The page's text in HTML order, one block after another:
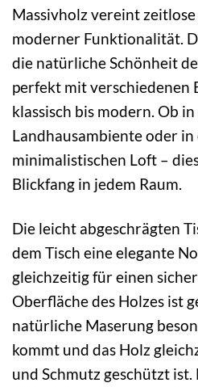
Massivholz vereint
moderner Funktionalität.
die natürliche Schönheit
perfekt mit verschiedenen
klassisch bis modern. Ob
Landhausambiente oder in
minimalistischen Loft –
Blickfang in jedem Raum.
Die leicht abgeschrägten
dem Tisch eine elegante
gleichzeitig für einen
Oberfläche des Holzes ist
natürliche Maserung
kommt und das Holz
und Schmutz geschützt